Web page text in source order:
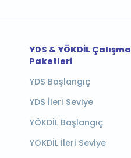
YDS & YÖKDİL Çalışma
Paketleri
YDS Başlangıç
YDS İleri Seviye
YÖKDİL Başlangıç
YÖKDİL İleri Seviye